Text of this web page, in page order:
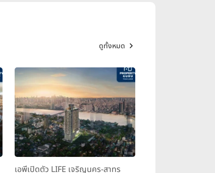
ดูทั้งหมด
เอพีเปิดตัว LIFE เจริญนคร-สาทร